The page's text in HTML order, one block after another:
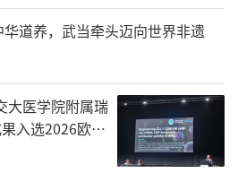
道养，武当牵头迈向世界非遗
大医学院附属瑞
入选2026欧洲